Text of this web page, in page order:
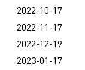
2022-10-17
2022-11-17
2022-12-19
2023-01-17